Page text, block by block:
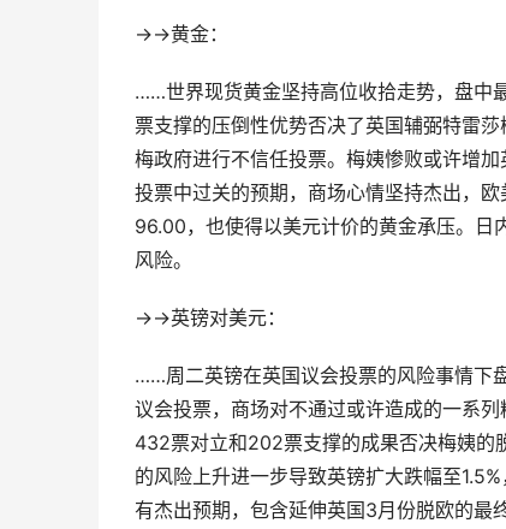
→→黄金：
……世界现货黄金坚持高位收拾走势，盘中
票支撑的压倒性优势否决了英国辅弼特雷
梅政府进行不信任投票。梅姨惨败或许增
投票中过关的预期，商场心情坚持杰出，
96.00，也使得以美元计价的黄金承压。日
风险。
→→英镑对美元：
……周二英镑在英国议会投票的风险事情下
议会投票，商场对不通过或许造成的一系
432票对立和202票支撑的成果否决梅姨的
的风险上升进一步导致英镑扩大跌幅至
有杰出预期，包含延伸英国3月份脱欧的最